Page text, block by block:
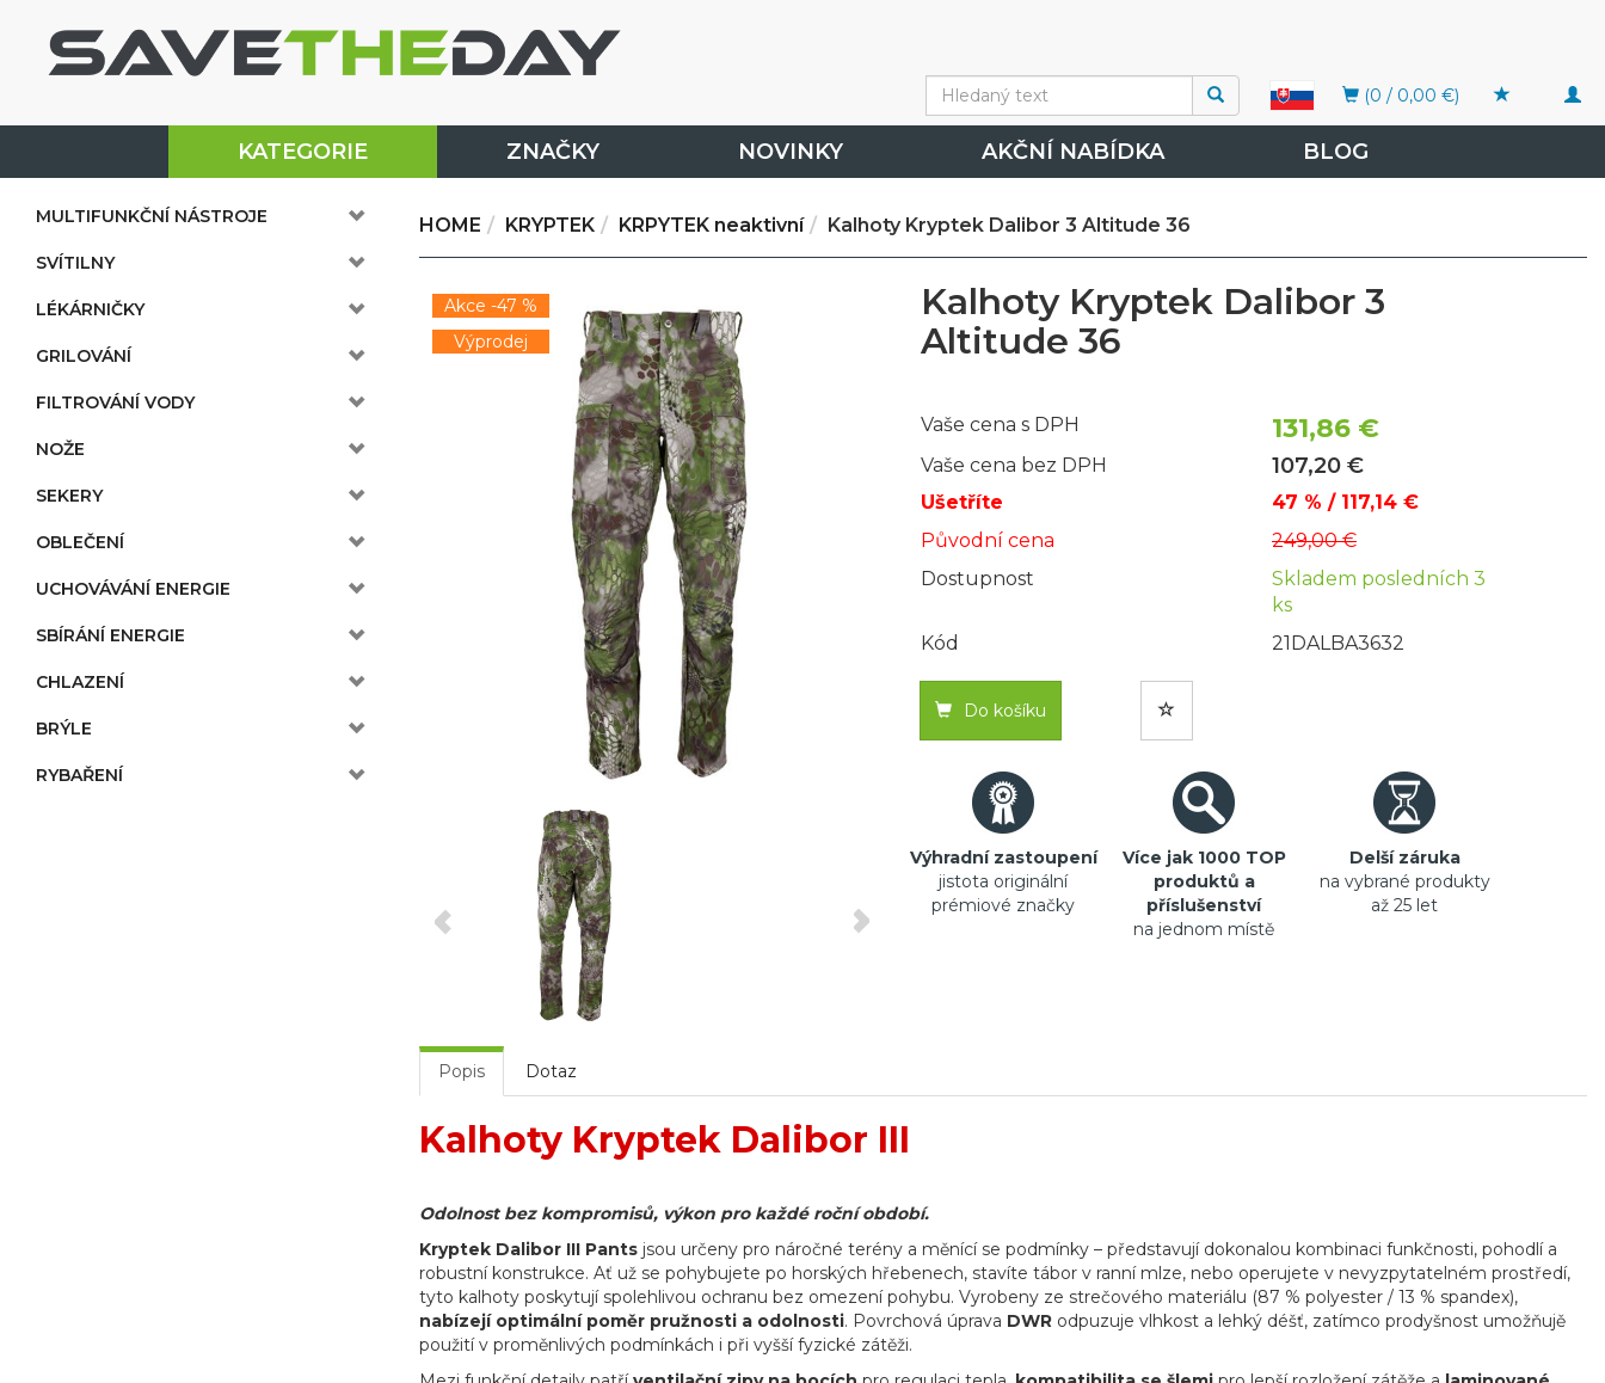
(0 / 0,00 €)
KATEGORIE ZNAČKY NOVINKY AKČNÍ NABÍDKA BLOG
MULTIFUNKČNÍ NÁSTROJE
SVÍTILNY
LÉKÁRNIČKY
GRILOVÁNÍ
FILTROVÁNÍ VODY
NOŽE
SEKERY
OBLEČENÍ
UCHOVÁVÁNÍ ENERGIE
SBÍRÁNÍ ENERGIE
CHLAZENÍ
BRÝLE
RYBAŘENÍ
HOME KRYPTEK KRPYTEK neaktivní Kalhoty Kryptek Dalibor 3 Altitude 36
Akce -47 %
Výprodej
Kalhoty Kryptek Dalibor 3
Altitude 36
Vaše cena s DPH 131,86 €
Vaše cena bez DPH 107,20 €
Ušetříte
47 % / 117,14 €
Původní cena
249,00 €
Dostupnost
Skladem posledních 3
ks
Kód
21DALBA3632
Do košíku
Výhradní zastoupení
jistota originální
prémiové značky
Více jak 1000 TOP
produktů a
příslušenství
na jednom místě
Delší záruka
na vybrané produkty
až 25 let
Popis Dotaz
Kalhoty Kryptek Dalibor III
Odolnost bez kompromisů, výkon pro každé roční období.
Kryptek Dalibor III Pants jsou určeny pro náročné terény a měnící se podmínky – představují dokonalou kombinaci funkčnosti, pohodlí a
robustní konstrukce. Ať už se pohybujete po horských hřebenech, stavíte tábor v ranní mlze, nebo operujete v nevyzpytatelném prostředí,
tyto kalhoty poskytují spolehlivou ochranu bez omezení pohybu. Vyrobeny ze strečového materiálu (87 % polyester / 13 % spandex),
nabízejí optimální poměr pružnosti a odolnosti. Povrchová úprava DWR odpuzuje vlhkost a lehký déšť, zatímco prodyšnost umožňujě
použití v proměnlivých podmínkách i při vyšší fyzické zátěži.